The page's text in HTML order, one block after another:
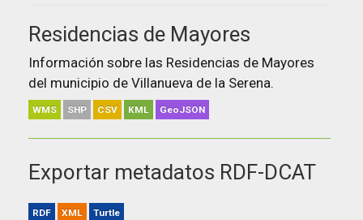
Residencias de Mayores
Información sobre las Residencias de Mayores
del municipio de Villanueva de la Serena.
WMS SHP CSV KML GeoJSON
Exportar metadatos RDF-DCAT
RDF XML Turtle